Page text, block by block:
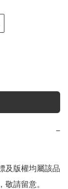
−
及版權均屬該品
敬請留意。